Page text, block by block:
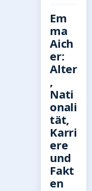
Em
ma
Aich
er:
Alter
,
Nati
onali
tät,
Karri
ere
und
Fakt
en